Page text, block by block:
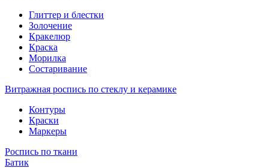
Глиттер и блестки
Золочение
Кракелюр
Краска
Морилка
Состаривание
Витражная роспись по стеклу и керамике
Контуры
Краски
Маркеры
Роспись по ткани
Батик